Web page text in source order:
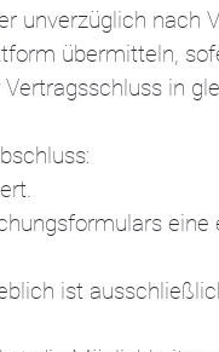
unverzüglich nach
übermitteln,
in
eine
ist